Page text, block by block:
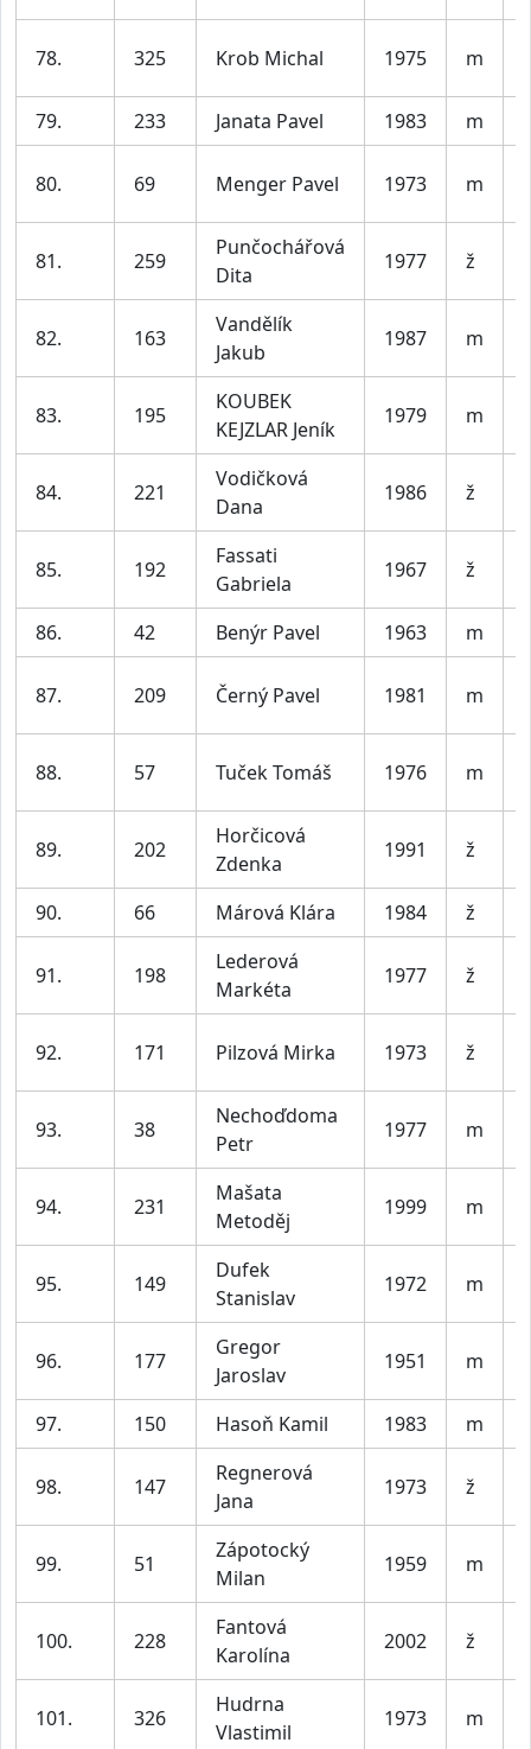
78. 325 Krob Michal 1975 m
79.
233 Janata Pavel 1983 m
80. 69 Menger Pavel 1973 m
81. 259
Punčochářová
Dita
1977 ž
82. 163
Vandělík
Jakub
1987 m
83. 195
KOUBEK
KEJZLAR Jeník
1979 m
84. 221
Vodičková
Dana
1986 ž
85. 192
Fassati
Gabriela
1967 ž
86. 42 Benýr Pavel 1963 m
87. 209 Černý Pavel 1981 m
88. 57 Tuček Tomáš 1976 m
89. 202
Horčicová
Zdenka
1991 ž
90. 66 Márová Klára 1984 ž
91. 198
Lederová
Markéta
1977 ž
92. 171 Pilzová Mirka 1973 ž
93. 38
Nechoďdoma
Petr
1977 m
94. 231
Mašata
Metoděj
1999 m
95. 149
Dufek
Stanislav
1972 m
96. 177
Gregor
Jaroslav
1951 m
97.
150 Hasoň Kamil 1983 m
98. 147
Regnerová
Jana
1973 ž
99. 51
Zápotocký
Milan
1959 m
100. 228
Fantová
Karolína
2002 ž
101. 326
Hudrna
Vlastimil
1973 m